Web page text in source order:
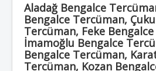
Aladağ Bengalce
Bengalce Tercüman,
Tercüman, Feke
İmamoğlu Bengalce
Bengalce Tercüman,
Tercüman, Kozan